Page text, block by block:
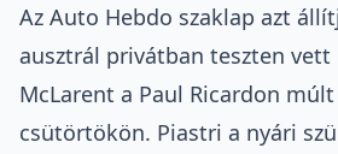
Az Auto Hebdo szaklap azt
ausztrál privátban teszten vett
McLarent a Paul Ricardon
csütörtökön. Piastri a nyári